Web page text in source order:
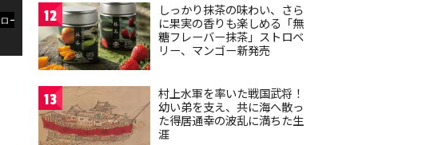
12
しっかり抹茶の味わい、さら
に果実の香りも楽しめる「無
糖フレーバー抹茶」ストロベ
リー、マンゴー新発売
13
村上水軍を率いた戦国武将！
幼い弟を支え、共に海へ散っ
た得居通幸の波乱に満ちた生
涯